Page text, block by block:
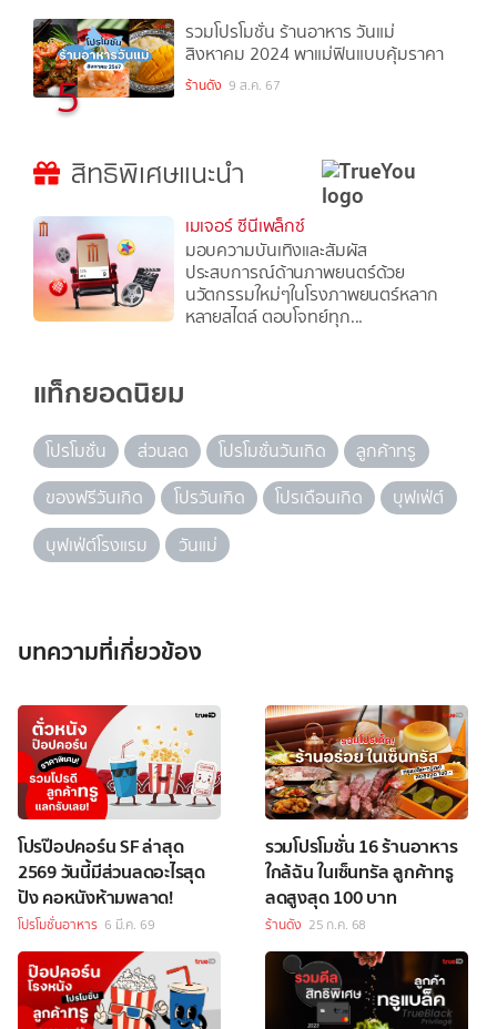
5
รวมโปรโมชั่น ร้านอาหาร วันแม่
สิงหาคม 2024 พาแม่ฟินแบบคุ้มราคา
ร้านดัง 9 ส.ค. 67
สิทธิพิเศษแนะนำ
เมเจอร์ ซีนีเพล็กซ์
มอบความบันเทิงและสัมผัส
ประสบการณ์ด้านภาพยนตร์ด้วย
นวัตกรรมใหม่ๆในโรงภาพยนตร์หลาก
หลายสไตล์ ตอบโจทย์ทุก...
แท็กยอดนิยม
โปรโมชั่น ส่วนลด โปรโมชั่นวันเกิด
ลูกค้าทรู
ของฟรีวันเกิด
โปรวันเกิด โปรเดือนเกิด
บุฟเฟ่ต์
บุฟเฟ่ต์โรงแรม
วันแม่
บทความที่เกี่ยวข้อง
โปรป๊อปคอร์น SF ล่าสุด
2569 วันนี้มีส่วนลดอะไรสุด
ปัง คอหนังห้ามพลาด!
โปรโมชั่นอาหาร 6 มี.ค. 69
รวมโปรโมชั่น 16 ร้านอาหาร
ใกล้ฉัน ในเซ็นทรัล ลูกค้าทรู
ลดสูงสุด 100 บาท
ร้านดัง 25 ก.ค. 68